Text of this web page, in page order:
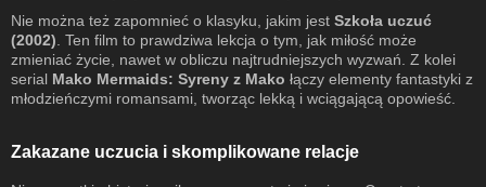
Nie można też zapomnieć o klasyku, jakim jest Szkoła uczuć
(2002) . Ten film to prawdziwa lekcja o tym, jak miłość może
zmieniać życie, nawet w obliczu najtrudniejszych wyzwań. Z kolei
serial Mako Mermaids: Syreny z Mako łączy elementy fantastyki z
młodzieńczymi romansami, tworząc lekką i wciągającą opowieść.
Zakazane uczucia i skomplikowane relacje